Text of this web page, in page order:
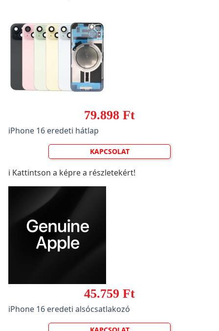
79.898 Ft
iPhone 16 eredeti hátlap
KAPCSOLAT
ℹ️ Kattintson a képre a részletekért!
45.759 Ft
iPhone 16 eredeti alsócsatlakozó